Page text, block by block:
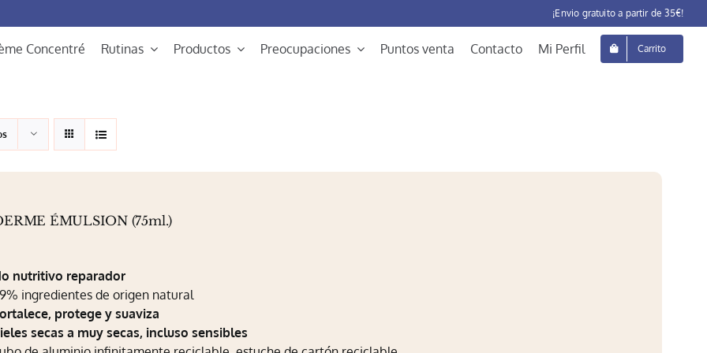
¡Envio gratuito a partir de 35€!
Concentré Rutinas Productos Preocupaciones Puntos venta Contacto Mi Perfil Carrito
ÉMULSION (75ml.)
nutritivo reparador
ingredientes de origen natural
protege y suaviza
secas a muy secas, incluso sensibles